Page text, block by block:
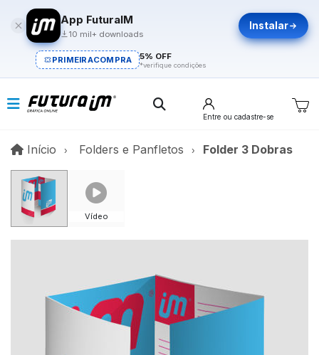
App FuturaIM
10 mil+ downloads
Instalar
PRIMEIRACOMPRA 5% OFF
*verifique condições
Entre ou cadastre-se
Início InícioFolders e Panfletos Folder 3 Dobras
Vídeo